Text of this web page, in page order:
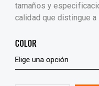
tamaños y
calidad que distingue a
COLOR